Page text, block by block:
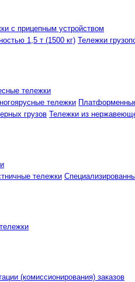
с прицепным устройством
1,5 т (1500 кг) Тележки
тележки
тележки
грузов Тележки из
тележки
(комиссионирования) заказов